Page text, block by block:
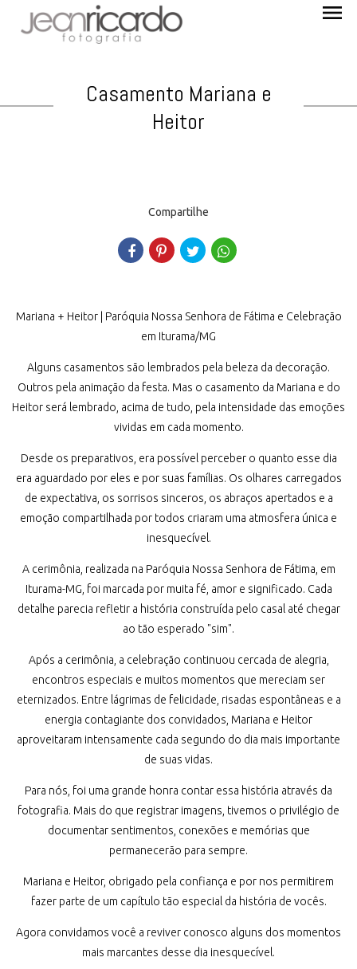
menu
Casamento Mariana e
Heitor
Compartilhe
Mariana + Heitor | Paróquia Nossa Senhora de Fátima e Celebração
em Iturama/MG
Alguns casamentos são lembrados pela beleza da decoração.
Outros pela animação da festa. Mas o casamento da Mariana e do
Heitor será lembrado, acima de tudo, pela intensidade das emoções
vividas em cada momento.
Desde os preparativos, era possível perceber o quanto esse dia
era aguardado por eles e por suas famílias. Os olhares carregados
de expectativa, os sorrisos sinceros, os abraços apertados e a
emoção compartilhada por todos criaram uma atmosfera única e
inesquecível.
A cerimônia, realizada na Paróquia Nossa Senhora de Fátima, em
Iturama-MG, foi marcada por muita fé, amor e significado. Cada
detalhe parecia refletir a história construída pelo casal até chegar
ao tão esperado "sim".
Após a cerimônia, a celebração continuou cercada de alegria,
encontros especiais e muitos momentos que mereciam ser
eternizados. Entre lágrimas de felicidade, risadas espontâneas e a
energia contagiante dos convidados, Mariana e Heitor
aproveitaram intensamente cada segundo do dia mais importante
de suas vidas.
Para nós, foi uma grande honra contar essa história através da
fotografia. Mais do que registrar imagens, tivemos o privilégio de
documentar sentimentos, conexões e memórias que
permanecerão para sempre.
Mariana e Heitor, obrigado pela confiança e por nos permitirem
fazer parte de um capítulo tão especial da história de vocês.
Agora convidamos você a reviver conosco alguns dos momentos
mais marcantes desse dia inesquecível.